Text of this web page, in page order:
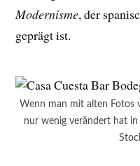
Modernisme, der
geprägt ist.
Wenn man mit alten Fotos
nur wenig verändert hat in